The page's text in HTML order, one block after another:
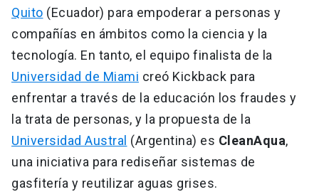
Quito (Ecuador) para empoderar a personas y
compañías en ámbitos como la ciencia y la
tecnología. En tanto, el equipo finalista de la
Universidad de Miami creó Kickback para
enfrentar a través de la educación los fraudes y
la trata de personas, y la propuesta de la
Universidad Austral (Argentina) es CleanAqua,
una iniciativa para rediseñar sistemas de
gasfitería y reutilizar aguas grises.